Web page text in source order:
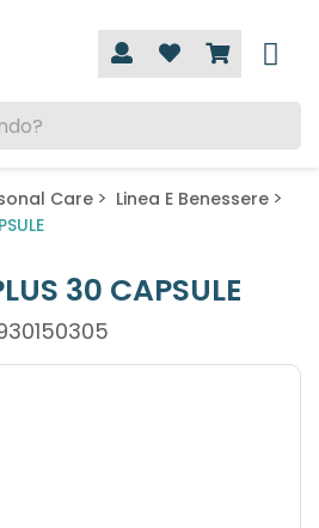
Care
Linea E Benessere
30 CAPSULE